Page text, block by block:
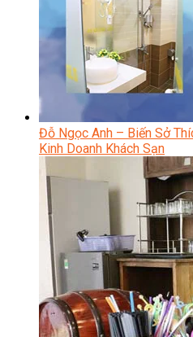
Đỗ Ngọc Anh – Biến Sở
Kinh Doanh Khách Sạn